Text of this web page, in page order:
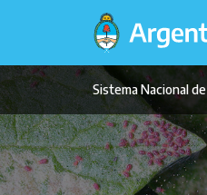
principal
Sistema Nacional